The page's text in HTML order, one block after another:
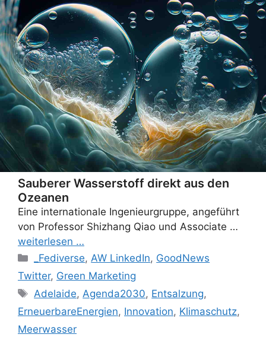
Sauberer Wasserstoff direkt aus den
Ozeanen
Eine internationale Ingenieurgruppe, angeführt
von Professor Shizhang Qiao und Associate …
weiterlesen …
Categories
_Fediverse, AW LinkedIn, GoodNews
Twitter, Green Marketing
Tags
Adelaide, Agenda2030, Entsalzung,
ErneuerbareEnergien, Innovation, Klimaschutz,
Meerwasser